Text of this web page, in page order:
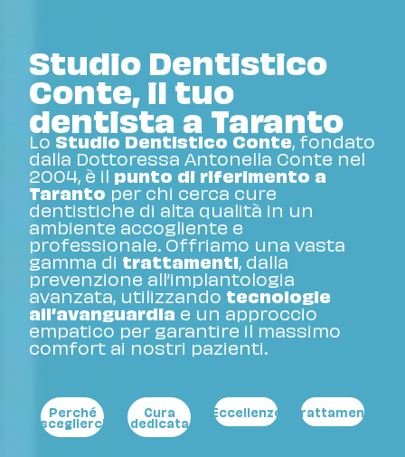
Studio Dentistico
Conte, il tuo
dentista a Taranto
LoStudio Dentistico Conte, fondato
dalla Dottoressa Antonella Conte nel
2004, è ilpunto di riferimento a
Tarantoper chi cerca cure
dentistiche di alta qualità in un
ambiente accogliente e
professionale. Offriamo una vasta
gamma ditrattamenti, dalla
prevenzione all’implantologia
avanzata, utilizzandotecnologie
all’avanguardiae un approccio
empatico per garantire il massimo
comfort ai nostri pazienti.
Perché
sceglierci
Cura
dedicata
Eccellenze Trattamenti